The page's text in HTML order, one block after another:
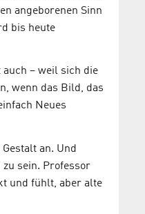
angeborenen Sinn
bis heute
– weil sich die
wenn das Bild, das
Neues
an. Und
sein. Professor
und fühlt, aber alte